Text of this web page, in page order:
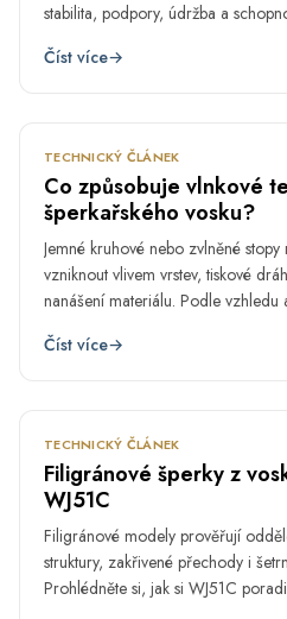
stabilita, podpory, údržba a
Číst více→
KVĚ
TECHNICKÝ ČLÁNEK
Co způsobuje vlnkové
šperkařského vosku?
Jemné kruhové nebo zvlněné
vzniknout vlivem vrstev, tiskové
nanášení materiálu. Podle vzhledu
Číst více→
KVĚ
TECHNICKÝ ČLÁNEK
Filigránové šperky z
WJ51C
Filigránové modely prověřují
struktury, zakřivené přechody i
Prohlédněte si, jak si WJ51C